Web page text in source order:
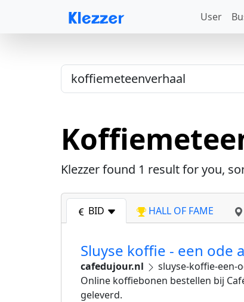
User
Klezzer found 1 result for you,
BID HALL OF FAME
Sluyse koffie - een ode
cafedujour.nl
sluyse-koffie-een-
Online koffiebonen bestellen bij
geleverd.